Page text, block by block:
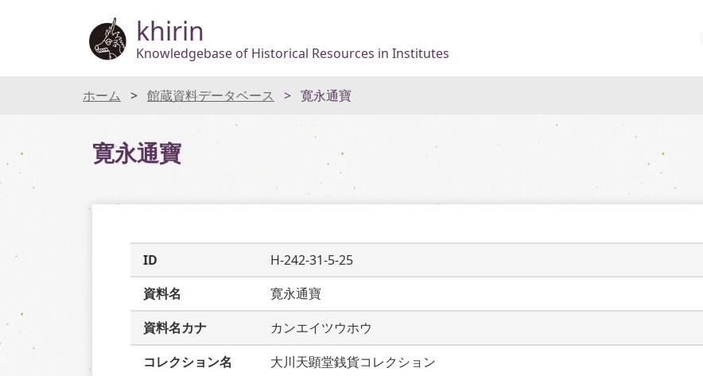
khirin
Knowledgebase of Historical Resources in Institutes
ホーム 館蔵資料データベース 寛永通寶
寛永通寶
ID
H-242-31-5-25
資料名
寛永通寶
資料名カナ
カンエイツウホウ
コレクション名
大川天顕堂銭貨コレクション